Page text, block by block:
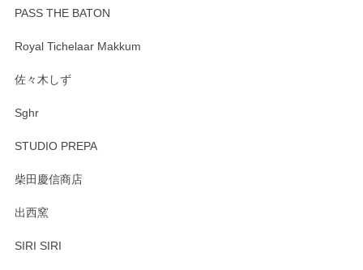
PASS THE BATON
Royal Tichelaar Makkum
佐々木しず
Sghr
STUDIO PREPA
柴田慶信商店
出西窯
SIRI SIRI